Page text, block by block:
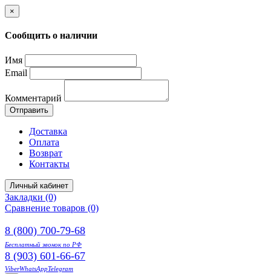
×
Сообщить о наличии
Имя
Email
Комментарий
Отправить
Доставка
Оплата
Возврат
Контакты
Личный кабинет
Закладки (0)
Сравнение товаров (0)
8 (800) 700-79-68
Бесплатный звонок по РФ
8 (903) 601-66-67
ViberWhatsAppTelegram